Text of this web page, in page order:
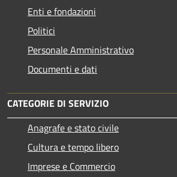
Enti e fondazioni
Politici
Personale Amministrativo
Documenti e dati
CATEGORIE DI SERVIZIO
Anagrafe e stato civile
Cultura e tempo libero
Imprese e Commercio